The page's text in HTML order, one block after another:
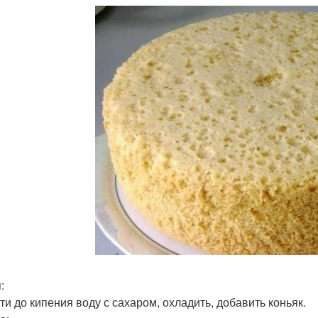
до кипения воду с сахаром, охладить, добавить коньяк.